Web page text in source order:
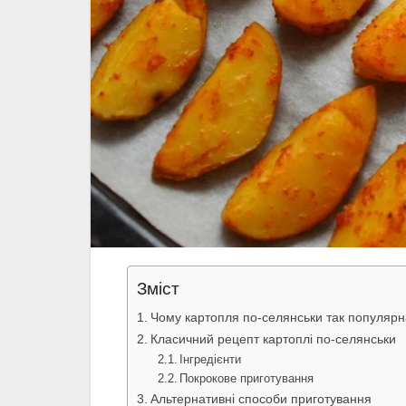
Зміст
Чому картопля по-селянськи так
Класичний рецепт картоплі по-селянськи
Інгредієнти
Покрокове приготування
Альтернативні способи приготування